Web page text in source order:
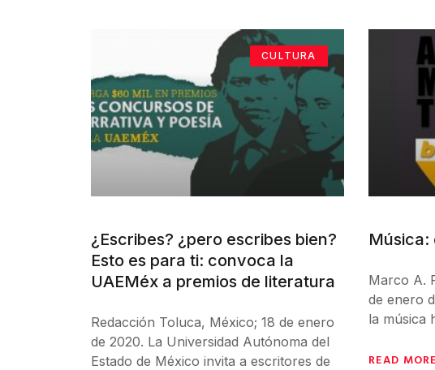
CULTURA
¿Escribes? ¿pero escribes bien?
Esto es para ti: convoca la
UAEMéx a premios de literatura
Redacción Toluca, México; 18 de enero
de 2020. La Universidad Autónoma del
Estado de México invita a escritores de
Música:
Marco A.
de enero
la música
READ MORE